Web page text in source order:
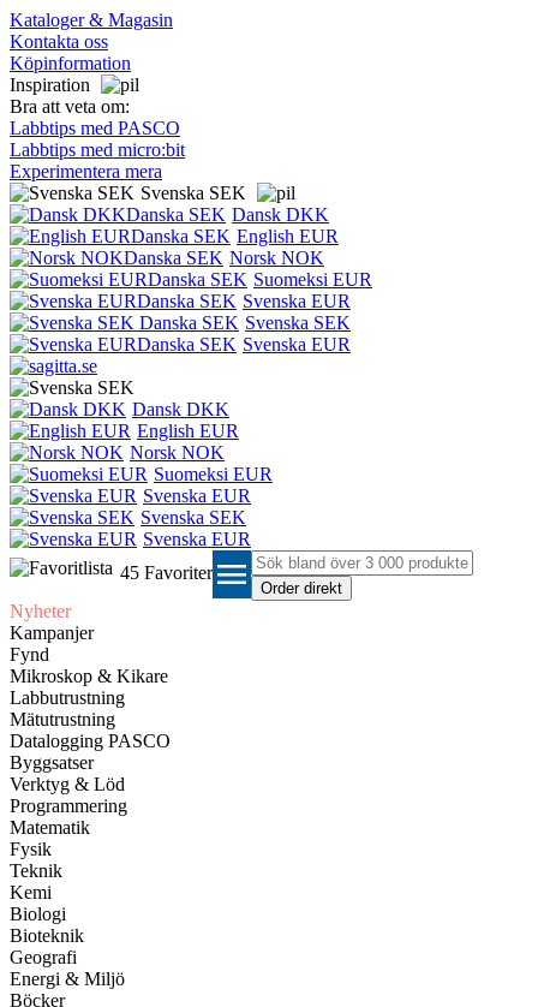
Kataloger & Magasin
Kontakta oss
Köpinformation
Inspiration
Bra att veta om:
Labbtips med PASCO
Labbtips med micro:bit
Experimentera mera
Svenska SEK
Dansk DKK
English EUR
Norsk NOK
Suomeksi EUR
Svenska EUR
Svenska SEK
Svenska EUR
Dansk DKK
English EUR
Norsk NOK
Suomeksi EUR
Svenska EUR
Svenska SEK
Svenska EUR
45 Favoriter menu
Nyheter
Kampanjer
Fynd
Mikroskop & Kikare
Labbutrustning
Mätutrustning
Datalogging PASCO
Byggsatser
Verktyg & Löd
Programmering
Matematik
Fysik
Teknik
Kemi
Biologi
Bioteknik
Geografi
Energi & Miljö
Böcker